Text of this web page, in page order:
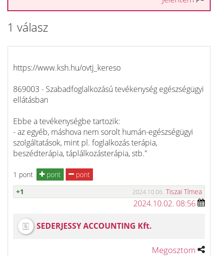
1 válasz
https://www.ksh.hu/ovtj_kereso
869003 - Szabadfoglalkozású tevékenység egészségügyi
ellátásban
Ebbe a tevékenységbe tartozik:
- az egyéb, máshova nem sorolt humán-egészségügyi
szolgáltatások, mint pl. foglalkozás terápia,
beszédterápia, táplálkozásterápia, stb."
1 pont pont
pont
+1
2024.10.06. Tiszai Tímea
2024.10.02. 08:56
SEDERJESSY ACCOUNTING Kft.
Megosztom